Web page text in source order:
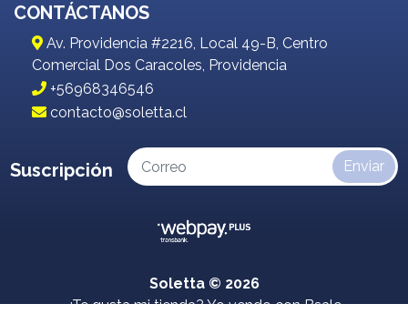
CONTÁCTANOS
Av. Providencia #2216, Local 49-B, Centro
Comercial Dos Caracoles, Providencia
+56968346546
contacto@soletta.cl
Suscripción Enviar
Soletta © 2026
¿Te gusta mi tienda? Yo vendo conBsale